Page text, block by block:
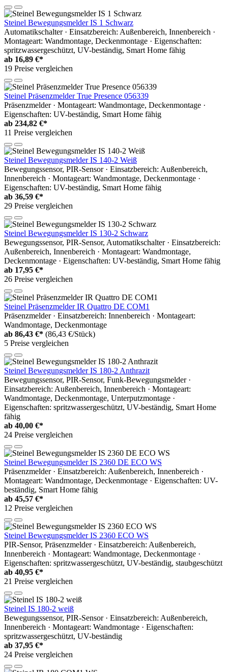
Steinel Bewegungsmelder IS 1 Schwarz
Automatikschalter · Einsatzbereich: Außenbereich, Innenbereich ·
Montageart: Wandmontage, Deckenmontage · Eigenschaften:
spritzwassergeschützt, UV-beständig, Smart Home fähig
ab 16,89 €*
19 Preise vergleichen
Steinel Präsenzmelder True Presence 056339
Präsenzmelder · Montageart: Wandmontage, Deckenmontage ·
Eigenschaften: UV-beständig, Smart Home fähig
ab 234,82 €*
11 Preise vergleichen
Steinel Bewegungsmelder IS 140-2 Weiß
Bewegungssensor, PIR-Sensor · Einsatzbereich: Außenbereich,
Innenbereich · Montageart: Wandmontage, Deckenmontage ·
Eigenschaften: UV-beständig, Smart Home fähig
ab 36,59 €*
29 Preise vergleichen
Steinel Bewegungsmelder IS 130-2 Schwarz
Bewegungssensor, PIR-Sensor, Automatikschalter · Einsatzbereich:
Außenbereich, Innenbereich · Montageart: Wandmontage,
Deckenmontage · Eigenschaften: UV-beständig, Smart Home fähig
ab 17,95 €*
26 Preise vergleichen
Steinel Präsenzmelder IR Quattro DE COM1
Präsenzmelder · Einsatzbereich: Innenbereich · Montageart:
Wandmontage, Deckenmontage
ab 86,43 €* (86,43 €/Stück)
5 Preise vergleichen
Steinel Bewegungsmelder IS 180-2 Anthrazit
Bewegungssensor, PIR-Sensor, Funk-Bewegungsmelder ·
Einsatzbereich: Außenbereich, Innenbereich · Montageart:
Wandmontage, Deckenmontage, Unterputzmontage ·
Eigenschaften: spritzwassergeschützt, UV-beständig, Smart Home
fähig
ab 40,00 €*
24 Preise vergleichen
Steinel Bewegungsmelder IS 2360 DE ECO WS
Präsenzmelder · Einsatzbereich: Außenbereich, Innenbereich ·
Montageart: Wandmontage, Deckenmontage · Eigenschaften: UV-
beständig, Smart Home fähig
ab 45,57 €*
12 Preise vergleichen
Steinel Bewegungsmelder IS 2360 ECO WS
PIR-Sensor, Präsenzmelder · Einsatzbereich: Außenbereich,
Innenbereich · Montageart: Wandmontage, Deckenmontage ·
Eigenschaften: spritzwassergeschützt, UV-beständig, staubgeschützt
ab 40,95 €*
21 Preise vergleichen
Steinel IS 180-2 weiß
Bewegungssensor, PIR-Sensor · Einsatzbereich: Außenbereich,
Innenbereich · Montageart: Wandmontage · Eigenschaften:
spritzwassergeschützt, UV-beständig
ab 37,95 €*
24 Preise vergleichen